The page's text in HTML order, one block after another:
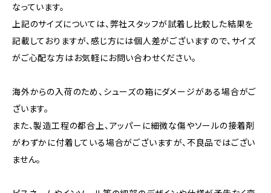
なっています。
上記のサイズについては、弊社スタッフが試着し比較した結果を
記載しておりますが、感じ方には個人差がございますので、サイズ
がご心配な方はお気軽にお問い合わせください。
海外からの入荷のため、シューズの箱にダメージがある場合がご
ざいます。
また、製造工程の都合上、アッパーに細微な傷やソールの接着剤
がわずかに付着している場合がございますが、不良品ではござい
ません。